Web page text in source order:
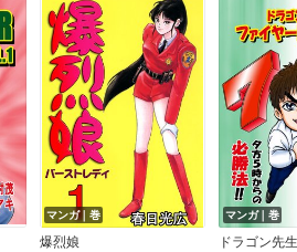
マンガ｜巻
爆烈娘
マンガ｜巻